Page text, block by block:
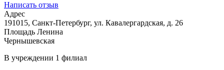
Написать отзыв
Адрес
191015, Санкт-Петербург, ул. Кавалергардская, д. 26
Площадь Ленина
Чернышевская
В учреждении 1 филиал